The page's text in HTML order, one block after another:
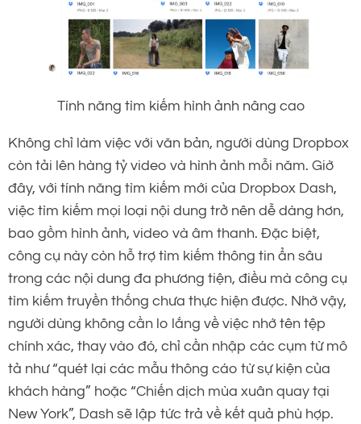
Tính năng tìm kiếm hình ảnh nâng cao
Không chỉ làm việc với văn bản, người dùng Dropbox
còn tải lên hàng tỷ video và hình ảnh mỗi năm. Giờ
đây, với tính năng tìm kiếm mới của Dropbox Dash,
việc tìm kiếm mọi loại nội dung trở nên dễ dàng hơn,
bao gồm hình ảnh, video và âm thanh. Đặc biệt,
công cụ này còn hỗ trợ tìm kiếm thông tin ẩn sâu
trong các nội dung đa phương tiện, điều mà công cụ
tìm kiếm truyền thống chưa thực hiện được. Nhờ vậy,
người dùng không cần lo lắng về việc nhớ tên tệp
chính xác, thay vào đó, chỉ cần nhập các cụm từ mô
tả như “quét lại các mẫu thông cáo từ sự kiện của
khách hàng” hoặc “Chiến dịch mùa xuân quay tại
New York”, Dash sẽ lập tức trả về kết quả phù hợp.